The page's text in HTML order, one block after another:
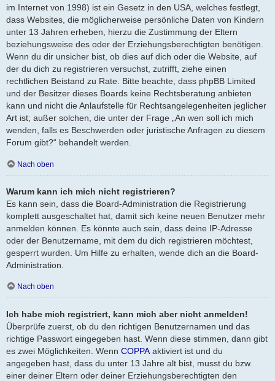
im Internet von 1998) ist ein Gesetz in den USA, welches festlegt,
dass Websites, die möglicherweise persönliche Daten von Kindern
unter 13 Jahren erheben, hierzu die Zustimmung der Eltern
beziehungsweise des oder der Erziehungsberechtigten benötigen.
Wenn du dir unsicher bist, ob dies auf dich oder die Website, auf
der du dich zu registrieren versuchst, zutrifft, ziehe einen
rechtlichen Beistand zu Rate. Bitte beachte, dass phpBB Limited
und der Besitzer dieses Boards keine Rechtsberatung anbieten
kann und nicht die Anlaufstelle für Rechtsangelegenheiten jeglicher
Art ist; außer solchen, die unter der Frage „An wen soll ich mich
wenden, falls es Beschwerden oder juristische Anfragen zu diesem
Forum gibt?“ behandelt werden.
Nach oben
Warum kann ich mich nicht registrieren?
Es kann sein, dass die Board-Administration die Registrierung
komplett ausgeschaltet hat, damit sich keine neuen Benutzer mehr
anmelden können. Es könnte auch sein, dass deine IP-Adresse
oder der Benutzername, mit dem du dich registrieren möchtest,
gesperrt wurden. Um Hilfe zu erhalten, wende dich an die Board-
Administration.
Nach oben
Ich habe mich registriert, kann mich aber nicht anmelden!
Überprüfe zuerst, ob du den richtigen Benutzernamen und das
richtige Passwort eingegeben hast. Wenn diese stimmen, dann gibt
es zwei Möglichkeiten. Wenn COPPA aktiviert ist und du
angegeben hast, dass du unter 13 Jahre alt bist, musst du bzw.
einer deiner Eltern oder deiner Erziehungsberechtigten den